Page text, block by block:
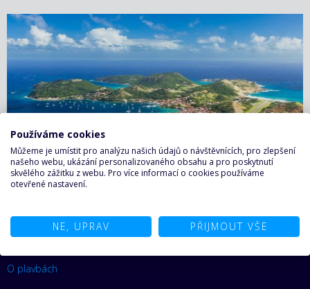
Iles Des Saintes, Guadeloupe
O plavbách
Používáme cookies
Můžeme je umístit pro analýzu našich údajů o návštěvnících, pro zlepšení
našeho webu, ukázání personalizovaného obsahu a pro poskytnutí
skvělého zážitku z webu. Pro více informací o cookies používáme
otevřené nastavení.
NE, UPRAV PŘIJMOUT VŠE